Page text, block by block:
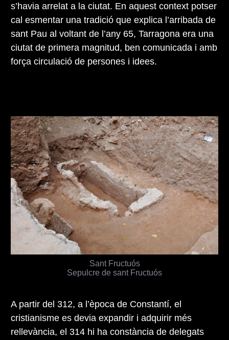
s’havia arrelat a la ciutat. En aquest context potser
cal esmentar una tradició que explica l’arribada de
sant Pau al voltant de l’any 65, Tarragona era una
ciutat de primera magnitud, ben comunicada i amb
força circulació de persones i idees.
Sant Fructuós
Sepulcre de sant Fructuós
A partir del 312, a l’època de Constantí, el
cristianisme es devia expandir i adquirir més
rellevància, el 314 hi ha constància de delegats